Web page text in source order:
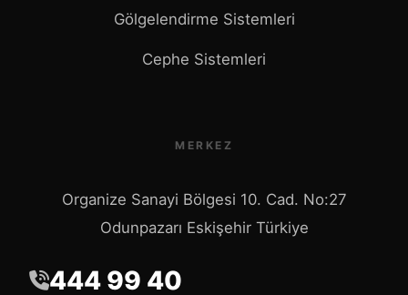
Gölgelendirme Sistemleri
Cephe Sistemleri
MERKEZ
Organize Sanayi Bölgesi 10. Cad. No:27
Odunpazarı Eskişehir Türkiye
444 99 40